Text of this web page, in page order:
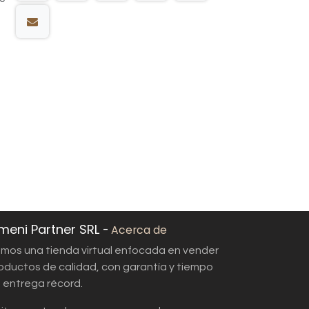
Partner SRL - Acerca de
una tienda virtual enfocada en vender
de calidad, con garantía y tiempo
entrega récord.